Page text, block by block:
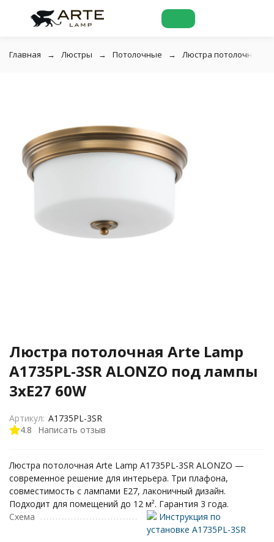
Главная Люстры Потолочные Люстра потолочная
Люстра потолочная Arte Lamp
A1735PL-3SR ALONZO под лампы
3xE27 60W
4.8 Написать отзыв
Артикул: A1735PL-3SR
Люстра потолочная Arte Lamp A1735PL-3SR ALONZO —
современное решение для интерьера. Три плафона,
совместимость с лампами E27, лаконичный дизайн.
Подходит для помещений до 12 м². Гарантия 3 года.
Схема
Инструкция по
установке A1735PL-3SR